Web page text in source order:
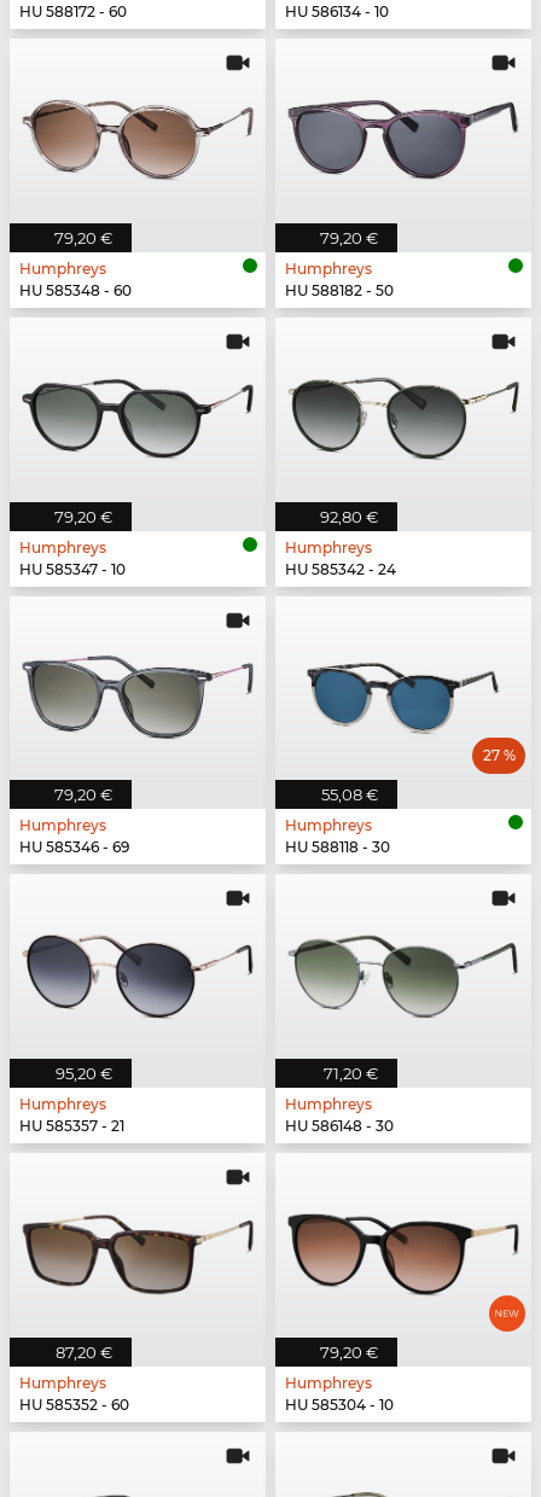
HU 588172 - 60
HU 586134 - 10
79,20 €
Humphreys
HU 585348 - 60
79,20 €
Humphreys
HU 588182 - 50
79,20 €
Humphreys
HU 585347 - 10
92,80 €
Humphreys
HU 585342 - 24
79,20 €
Humphreys
HU 585346 - 69
55,08 €
27 %
Humphreys
HU 588118 - 30
95,20 €
Humphreys
HU 585357 - 21
71,20 €
Humphreys
HU 586148 - 30
87,20 €
Humphreys
HU 585352 - 60
79,20 €
Humphreys
HU 585304 - 10